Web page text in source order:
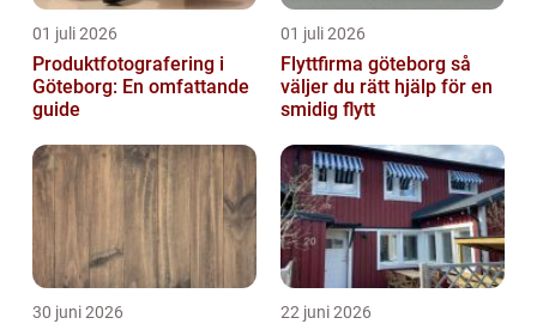
01 juli 2026
Produktfotografering i
Göteborg: En omfattande
guide
01 juli 2026
Flyttfirma göteborg så
väljer du rätt hjälp för en
smidig flytt
30 juni 2026 22 juni 2026